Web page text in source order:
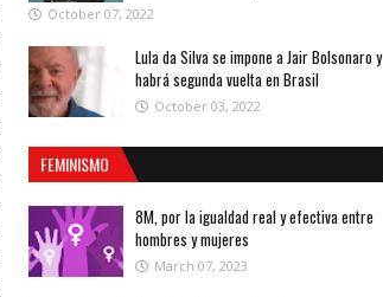
October 07, 2022
Lula da Silva se impone a Jair Bolsonaro y
habrá segunda vuelta en Brasil
October 03, 2022
FEMINISMO
8M, por la igualdad real y efectiva entre
hombres y mujeres
March 07, 2023